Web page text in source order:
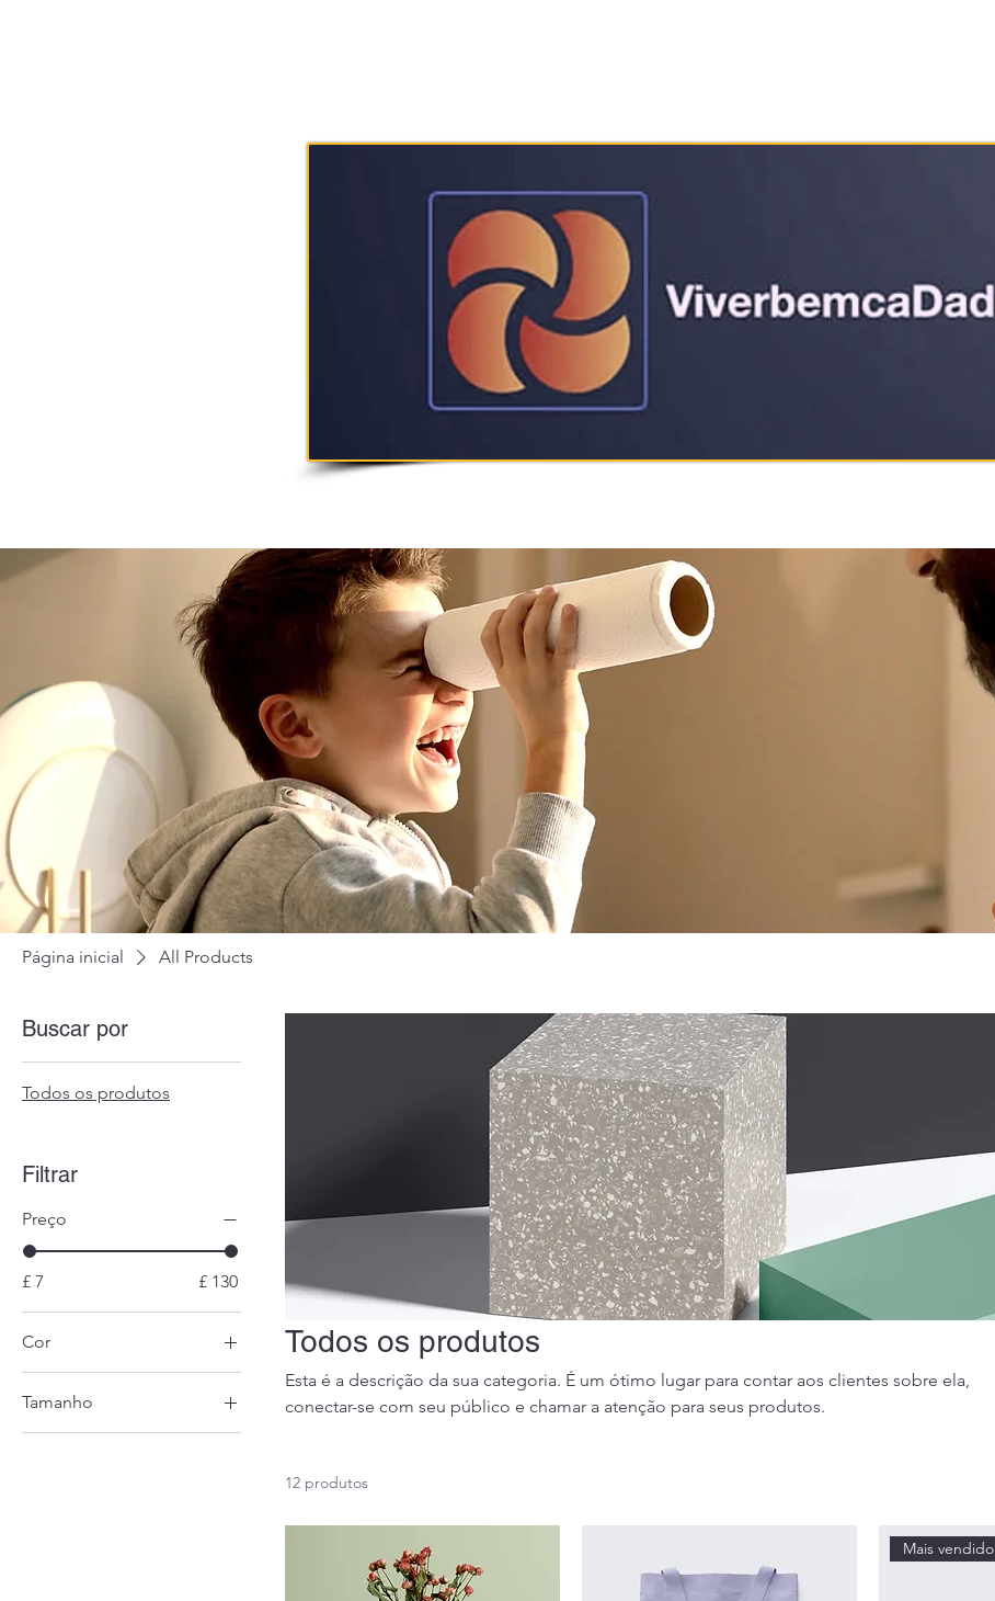
Página inicial All Products
Buscar por
Todos os produtos
Filtrar
Preço
£ 7 £ 130
Cor
Tamanho
Todos os produtos
Esta é a descrição da sua categoria. É um ótimo lugar para contar aos clientes sobre ela,
conectar-se com seu público e chamar a atenção para seus produtos.
12 produtos
Mais vendido